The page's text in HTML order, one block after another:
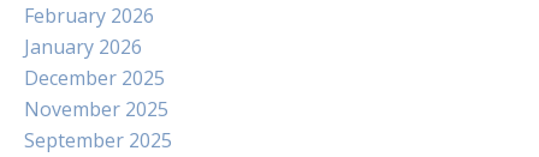
February 2026
January 2026
December 2025
November 2025
September 2025